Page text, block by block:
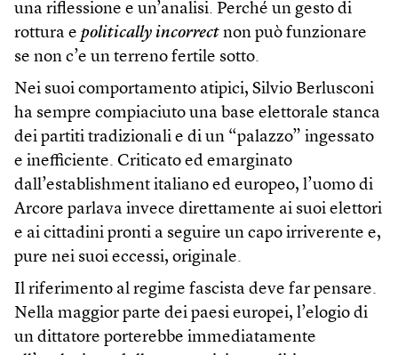
una riflessione e un’analisi. Perché un gesto di
rottura e politically incorrect non può funzionare
se non c’e un terreno fertile sotto.
Nei suoi comportamento atipici, Silvio Berlusconi
ha sempre compiaciuto una base elettorale stanca
dei partiti tradizionali e di un “palazzo” ingessato
e inefficiente. Criticato ed emarginato
dall’establishment italiano ed europeo, l’uomo di
Arcore parlava invece direttamente ai suoi elettori
e ai cittadini pronti a seguire un capo irriverente e,
pure nei suoi eccessi, originale.
Il riferimento al regime fascista deve far pensare.
Nella maggior parte dei paesi europei, l’elogio di
un dittatore porterebbe immediatamente